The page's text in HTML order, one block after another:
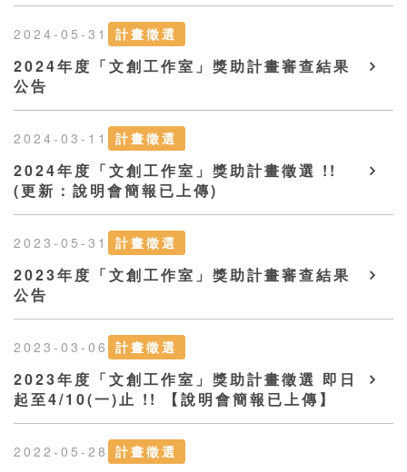
2024-05-31 計畫徵選
2024年度「文創工作室」獎助計畫審查結果
公告
2024-03-11 計畫徵選
2024年度「文創工作室」獎助計畫徵選 !!
(更新：說明會簡報已上傳)
2023-05-31 計畫徵選
2023年度「文創工作室」獎助計畫審查結果
公告
2023-03-06 計畫徵選
2023年度「文創工作室」獎助計畫徵選 即日
起至4/10(一)止 !! 【說明會簡報已上傳】
2022-05-28 計畫徵選